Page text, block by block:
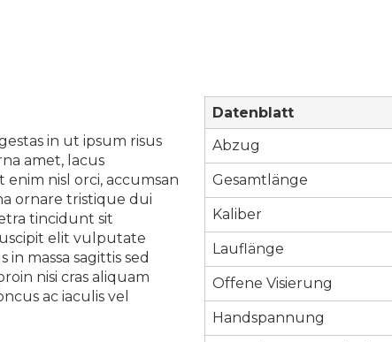
in ut ipsum risus
amet, lacus
nisl orci, accumsan
ornare tristique dui
tincidunt sit
elit vulputate
massa sagittis sed
nisi cras aliquam
ac iaculis vel
Datenblatt
Abzug
Gesamtlänge
Kaliber
Lauflänge
Offene Visierung
Handspannung